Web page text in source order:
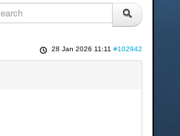
28 Jan 2026 11:11 #102942